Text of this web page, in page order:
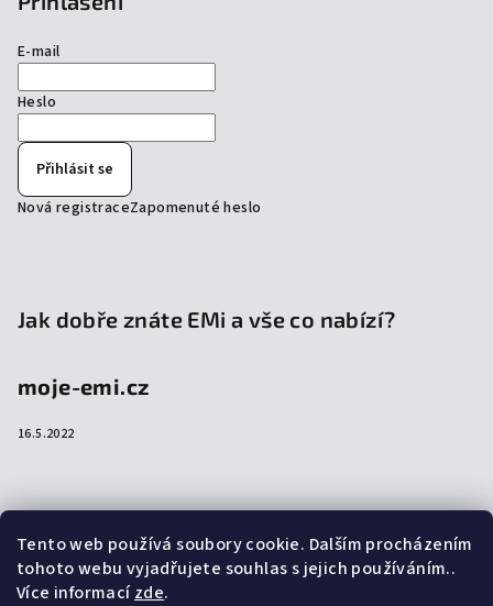
Tento web používá soubory cookie. Dalším procházením
tohoto webu vyjadřujete souhlas s jejich používáním..
Více informacízde.
E-mail
Heslo
Přihlásit se
Nová registraceZapomenuté heslo
Jak dobře znáte EMi a vše co nabízí?
moje-emi.cz
16.5.2022
Přijímáme online platby